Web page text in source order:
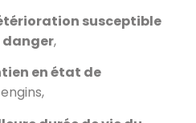
susceptible
danger,
en état de